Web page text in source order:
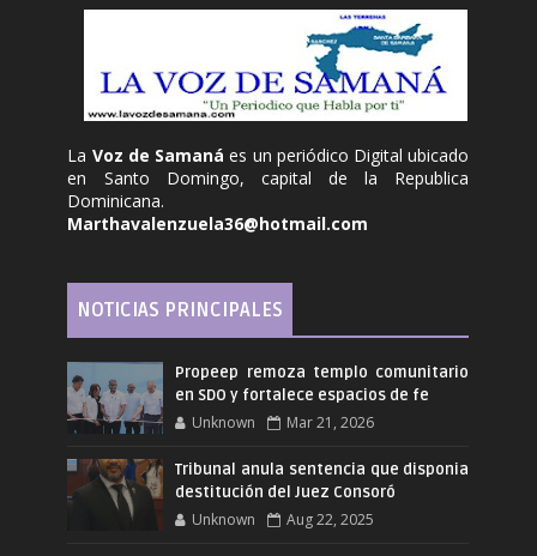
La Voz de Samanáes un periódico Digital ubicado
en Santo Domingo, capital de la Republica
Dominicana.
Marthavalenzuela36@hotmail.com
NOTICIAS PRINCIPALES
Propeep remoza templo comunitario
en SDO y fortalece espacios de fe
Unknown Mar 21, 2026
Tribunal anula sentencia que disponia
destitución del Juez Consoró
Unknown Aug 22, 2025